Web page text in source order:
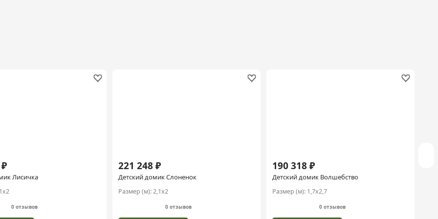
Лисичка
0 отзывов
221 248 ₽
Детский домик Слоненок
Размер (м):2,1х2
0 отзывов
190 318 ₽
Детский домик Волшебство
Размер (м): 1,7х2,7
0 отзывов